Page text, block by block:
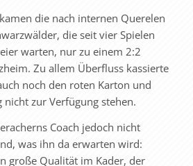
die nach internen Querelen
die seit vier Spielen
warten, nur zu einem 2:2
Zu allem Überfluss kassierte
noch den roten Karton und
nicht zur Verfügung stehen.
Coach jedoch nicht
was ihn da erwarten wird:
große Qualität im Kader, der